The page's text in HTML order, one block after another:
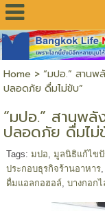
Home > “มปอ.” สานพ
ปลอดภัย ดื่มไม่ขับ”
“มปอ.” สานพ
ปลอดภัย ดื่มไม่
Tags: มปอ มูลนิธิแก้ไข
ประกอบธุรกิจร้านอาหาร,
ดื่มแอลกอฮอล์ บางกอก